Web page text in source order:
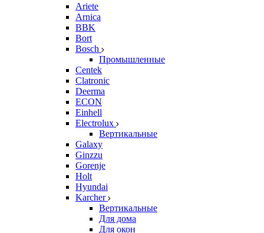
Ariete
Arnica
BBK
Bort
Bosch
Промышленные
Centek
Clatronic
Deerma
ECON
Einhell
Electrolux
Вертикальные
Galaxy
Ginzzu
Gorenje
Holt
Hyundai
Karcher
Вертикальные
Для дома
Для окон